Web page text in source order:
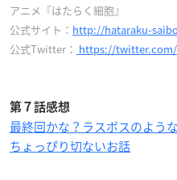
アニメ『はたらく細胞』
公式サイト： http://hataraku-
公式Twitter： https://
第７話感想
最終回かな？ラスボスのよう
ちょっぴり切ないお話